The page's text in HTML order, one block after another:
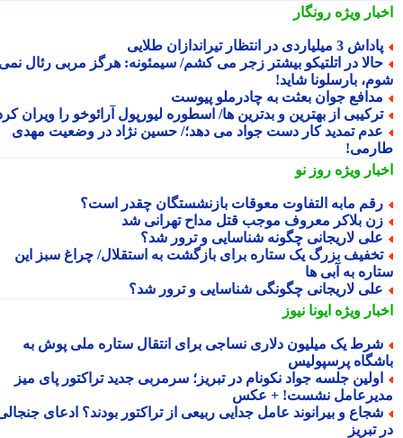
ویژهرونگار
3 میلیاردی در انتظار تیراندازان طلایی
در اتلتیکو بیشتر زجر می کشم/ سیمئونه: هرگز مربی رئال نمی
بارسلونا شاید!
جوان بعثت به چادرملو پیوست
از بهترین و بدترین ها/ اسطوره لیورپول آرائوخو را ویران کرد!
تمدید کار دست جواد می دهد؛/ حسین نژاد در وضعیت مهدی
ویژهروز نو
مابه التفاوت معوقات بازنشستگان چقدر است؟
بلاکر معروف موجب قتل مداح تهرانی شد
لاریجانی چگونه شناسایی و ترور شد؟
بزرگ یک ستاره برای بازگشت به استقلال/ چراغ سبز این
به آبی ها
لاریجانی چگونگی شناسایی و ترور شد؟
ویژهایونا نیوز
یک میلیون دلاری نساجی برای انتقال ستاره ملی پوش به
پرسپولیس
جلسه جواد نکونام در تبریز؛ سرمربی جدید تراکتور پای میز
نشست! + عکس
و بیرانوند عامل جدایی ربیعی از تراکتور بودند؟ ادعای جنجالی
تبریز